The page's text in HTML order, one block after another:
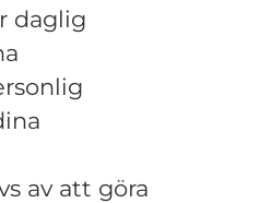
daglig
av att göra